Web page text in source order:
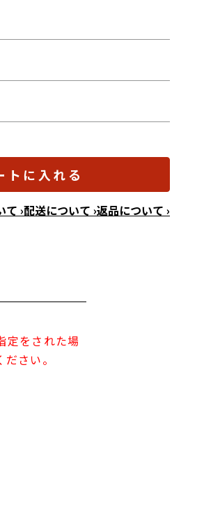
トに入れる
て ›配送について ›返品について ›
定をされた場
さい。